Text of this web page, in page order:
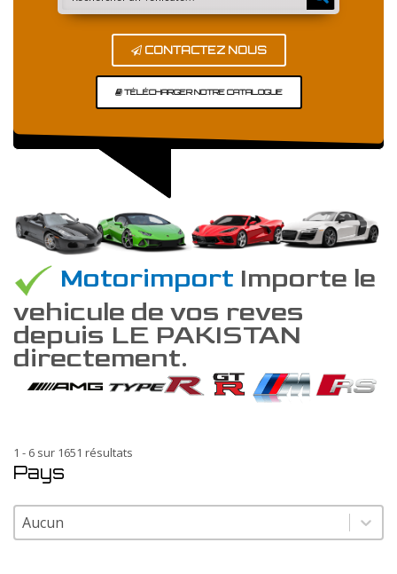
CONTACTEZ NOUS
TÉLÉCHARGER NOTRE CATALOGUE
Motorimport Importe le
vehicule de vos reves
depuis LE PAKISTAN
directement.
1 - 6 sur 1651 résultats
Pays
Pays
Pays